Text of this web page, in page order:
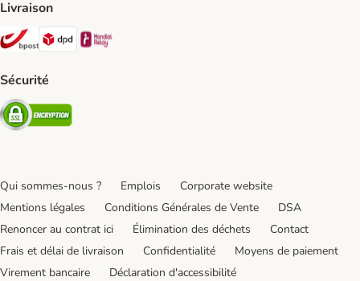
Livraison
Bpost Shipping Method
DPD Shipping Method
Sécurité
Security
Qui sommes-nous ? Emplois
Corporate website
Mentions légales
Conditions Générales de Vente
DSA
Renoncer au contrat ici
Élimination des déchets
Contact
Frais et délai de livraison
Confidentialité
Moyens de paiement
Virement bancaire
Déclaration d'accessibilité